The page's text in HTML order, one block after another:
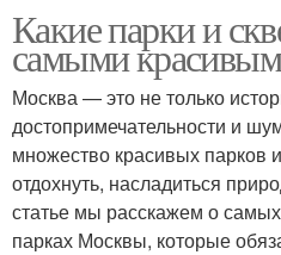
Какие парки и
самыми
Москва — это не только
достопримечательности и
множество красивых парков
отдохнуть, насладиться
статье мы расскажем о
парках Москвы, которые